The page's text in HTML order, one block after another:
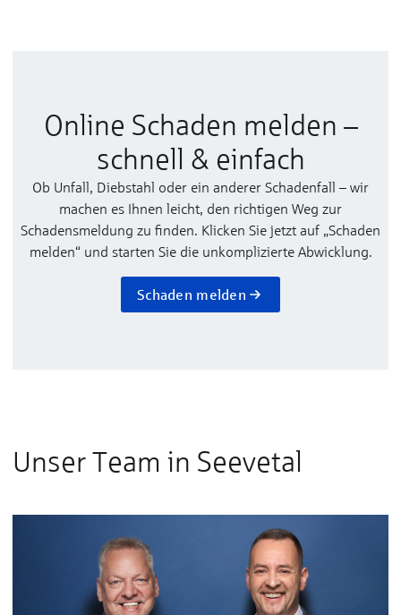
Online Schaden melden –
schnell & einfach
Ob Unfall, Diebstahl oder ein anderer Schadenfall – wir
machen es Ihnen leicht, den richtigen Weg zur
Schadensmeldung zu finden. Klicken Sie jetzt auf „Schaden
melden“ und starten Sie die unkomplizierte Abwicklung.
Schaden melden
Unser Team in Seevetal